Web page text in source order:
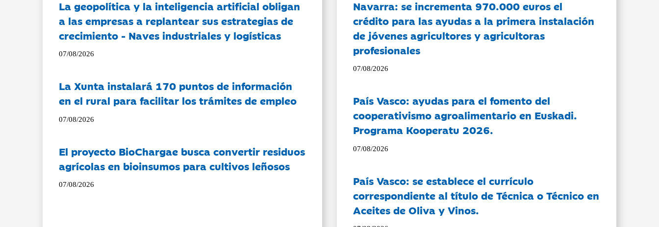
La geopolítica y la inteligencia artificial obligan
a las empresas a replantear sus estrategias de
crecimiento - Naves industriales y logísticas
07/08/2026
La Xunta instalará 170 puntos de información
en el rural para facilitar los trámites de empleo
07/08/2026
El proyecto BioChargae busca convertir residuos
agrícolas en bioinsumos para cultivos leñosos
07/08/2026
Navarra: se incrementa 970.000 euros el
crédito para las ayudas a la primera instalación
de jóvenes agricultores y agricultoras
profesionales
07/08/2026
País Vasco: ayudas para el fomento del
cooperativismo agroalimentario en Euskadi.
Programa Kooperatu 2026.
07/08/2026
País Vasco: se establece el currículo
correspondiente al título de Técnica o Técnico en
Aceites de Oliva y Vinos.